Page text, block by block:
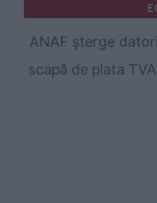
ANAF șterge
scapă de plata